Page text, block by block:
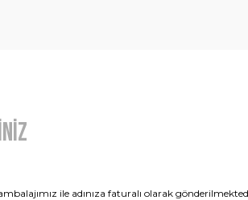
ile adınıza faturalı olarak